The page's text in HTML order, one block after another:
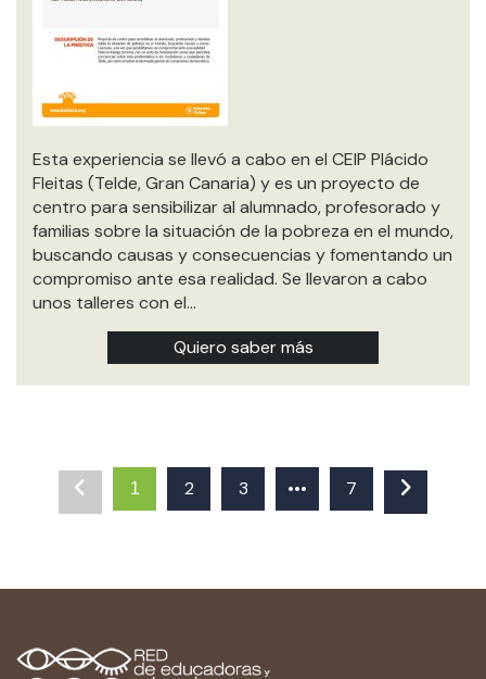
Esta experiencia se llevó a cabo en el CEIP Plácido
Fleitas (Telde, Gran Canaria) y es un proyecto de
centro para sensibilizar al alumnado, profesorado y
familias sobre la situación de la pobreza en el mundo,
buscando causas y consecuencias y fomentando un
compromiso ante esa realidad. Se llevaron a cabo
unos talleres con el…
Quiero saber más
1 2 3 ••• 7